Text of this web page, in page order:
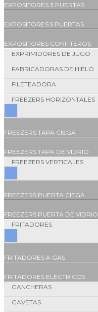
EXPOSITORES 3 PUERTAS
EXPOSITORES 5 PUERTAS
EXPOSITORES CONFITEROS
EXPRIMIDORES DE JUGO
FABRICADORAS DE HIELO
FILETEADORA
FREEZERS HORIZONTALES
FREEZERS TAPA CIEGA
FREEZERS TAPA DE VIDRIO
FREEZERS VERTICALES
FREEZERS PUERTA CIEGA
FREEZERS PUERTA DE VIDRIO
FRITADORES
FRITADORES A GAS
FRITADORES ELÉCTRICOS
GANCHERAS
GAVETAS